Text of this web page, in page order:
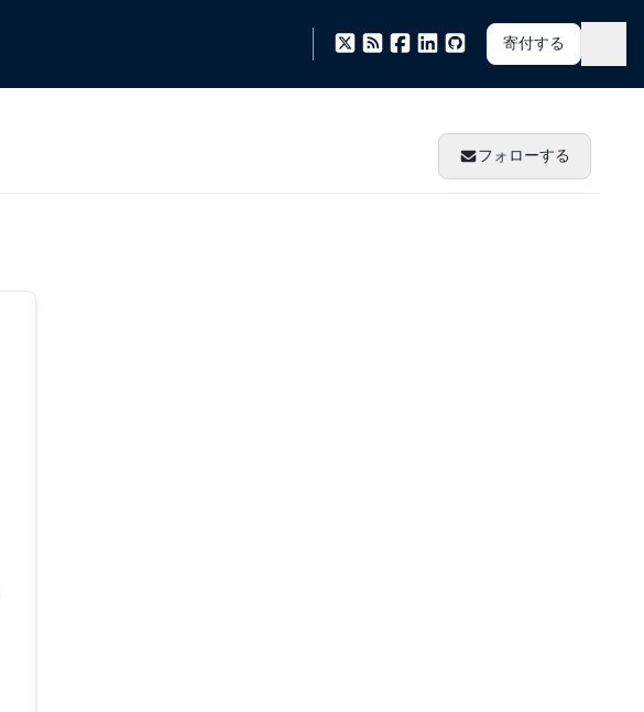
寄付する
フォローする